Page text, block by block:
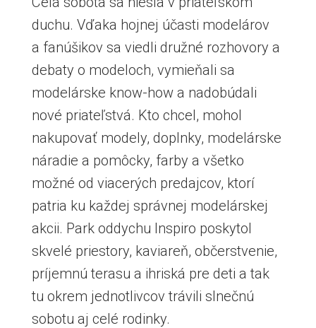
duchu. Vďaka hojnej účasti modelárov
a fanúšikov sa viedli družné rozhovory a
debaty o modeloch, vymieňali sa
modelárske know-how a nadobúdali
nové priateľstvá. Kto chcel, mohol
nakupovať modely, doplnky, modelárske
náradie a pomôcky, farby a všetko
možné od viacerých predajcov, ktorí
patria ku každej správnej modelárskej
akcii. Park oddychu Inspiro poskytol
skvelé priestory, kaviareň, občerstvenie,
príjemnú terasu a ihriská pre deti a tak
tu okrem jednotlivcov trávili slnečnú
sobotu aj celé rodinky.